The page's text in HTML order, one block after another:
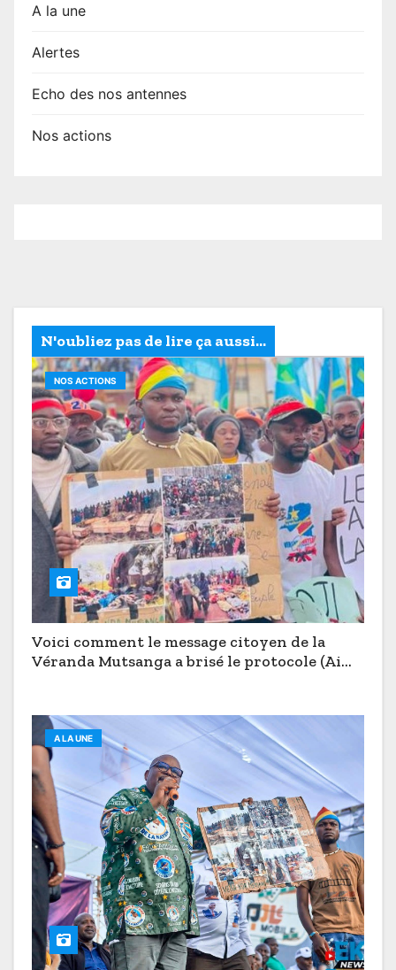
A la une
Alertes
Echo des nos antennes
Nos actions
N'oubliez pas de lire ça aussi...
NOS ACTIONS
Voici comment le message citoyen de la
Véranda Mutsanga a brisé le protocole (Aimé
A LA UNE